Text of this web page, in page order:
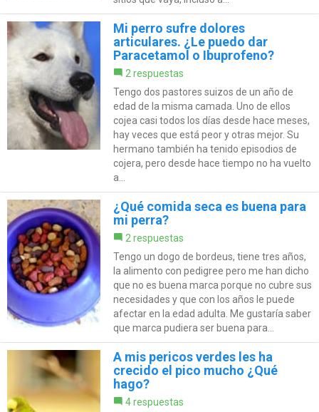
Mi perro sufre dolores
articulares. ¿Le puedo dar
Paracetamol o Ibuprofeno?
2 respuestas
Tengo dos pastores suizos de un año de
edad de la misma camada. Uno de ellos
cojea casi todos los días desde hace meses,
hay veces que está peor y otras mejor. Su
hermano también ha tenido episodios de
cojera, pero desde hace tiempo no ha vuelto
a...
¿Qué comida seca es buena para
mi perra?
2 respuestas
Tengo un dogo de bordeus, tiene tres años,
la alimento con pedigree pero me han dicho
que no es buena marca porque no cubre sus
necesidades y que con los años le puede
afectar en la edad adulta. Me gustaría saber
que marca pudiera ser buena para...
A mis pericos verdes les ha
crecido el pico mucho ¿Qué
hago?
4 respuestas